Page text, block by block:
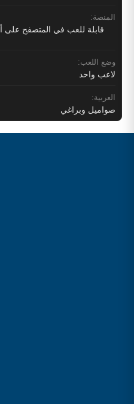
المنصة:
قابلة للعب في المتصفح على
وضع اللعب:
لاعب واحد
العربية:
صواميل وبراغي